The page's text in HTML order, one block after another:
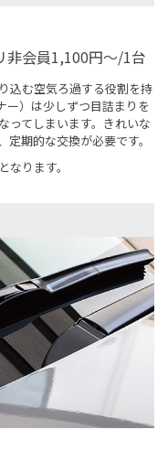
非会員1,100円～/1台
込む空気ろ過する役割を持
ー）は少しずつ目詰まりを
ってしまいます。きれいな
期的な交換が必要です。
ります。